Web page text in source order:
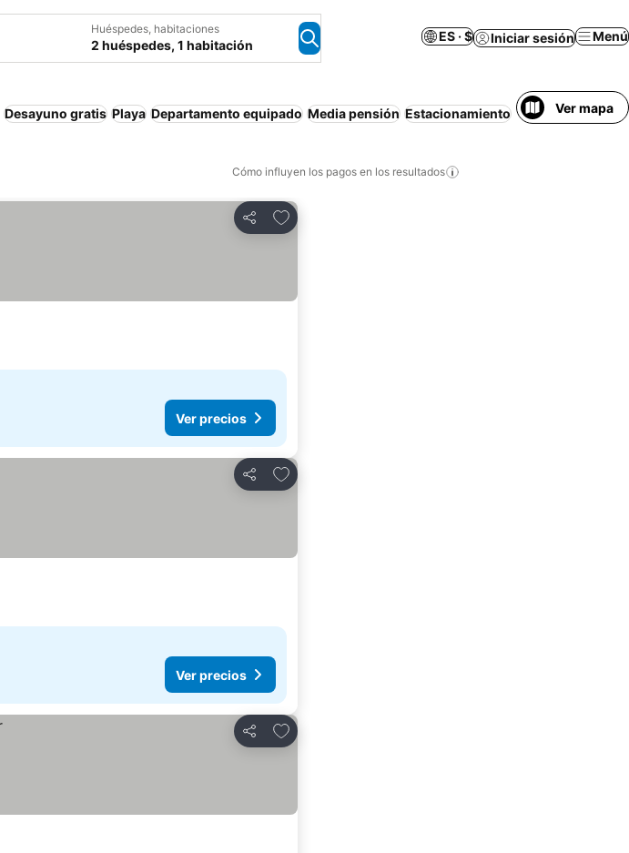
Huéspedes, habitaciones
2 huéspedes, 1 habitación
ES · $ Iniciar sesión Menú
Desayuno gratis Playa Departamento equipado Media pensión Estacionamiento Cancelación
Ver mapa
Cómo influyen los pagos en los resultados
Compartir
Añadir a favoritos
Ver precios
Compartir
Añadir a favoritos
Ver precios
Compartir
Añadir a favoritos